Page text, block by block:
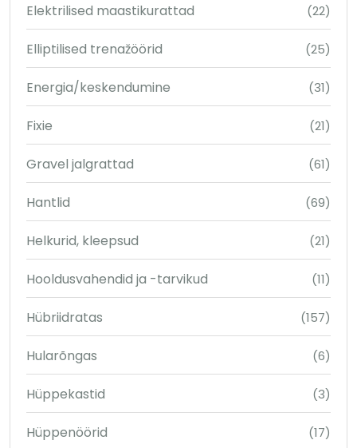
Elektrilised maastikurattad (22)
Elliptilised trenažöörid (25)
Energia/keskendumine (31)
Fixie (21)
Gravel jalgrattad (61)
Hantlid (69)
Helkurid, kleepsud (21)
Hooldusvahendid ja -tarvikud (11)
Hübriidratas (157)
Hularõngas (6)
Hüppekastid (3)
Hüppenöörid (17)